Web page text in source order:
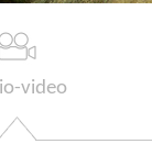
video